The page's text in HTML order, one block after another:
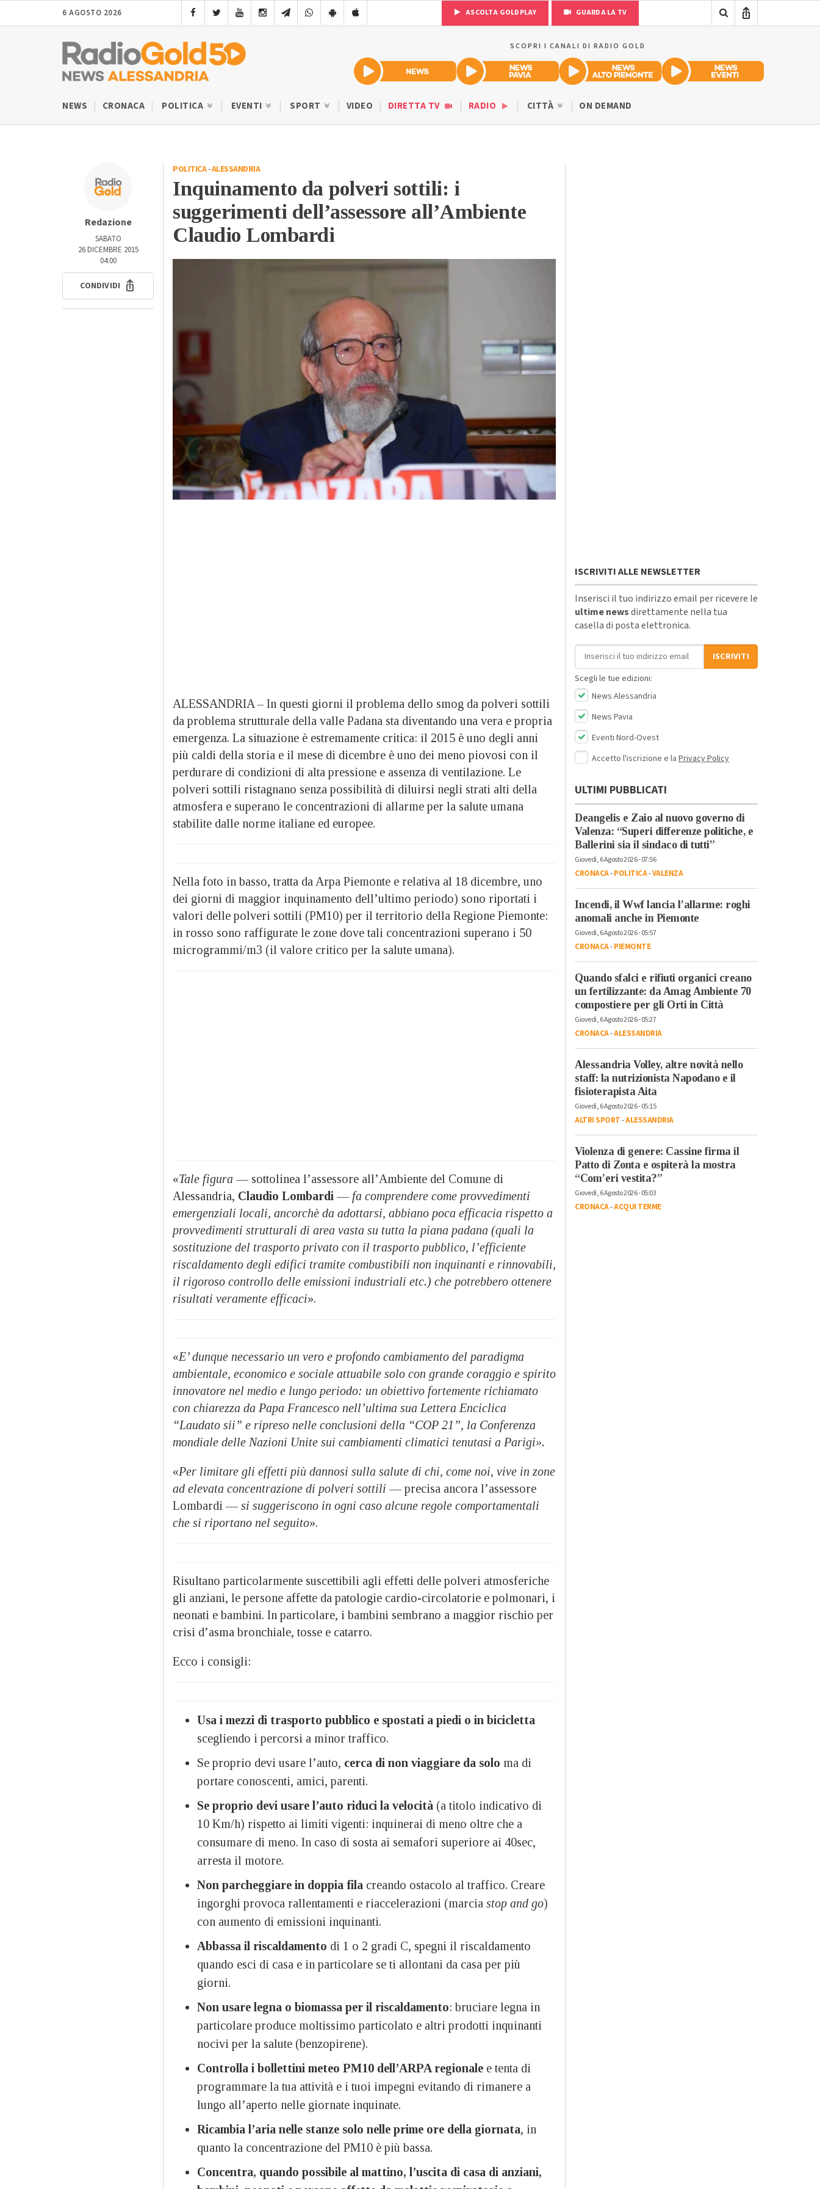
6 AGOSTO 2026 ASCOLTA GOLDPLAY GUARDA LA TV
SCOPRI I CANALI DI RADIO GOLD
NEWS CRONACA POLITICA EVENTI SPORT VIDEO DIRETTA TV RADIO CITTÀ ON DEMAND
Redazione
SABATO
26 DICEMBRE 2015
04:00
CONDIVIDI
POLITICA-ALESSANDRIA
Inquinamento da polveri sottili: i
suggerimenti dell’assessore all’Ambiente
Claudio Lombardi
ALESSANDRIA – In questi giorni il problema dello smog da polveri sottili
da problema strutturale della valle Padana sta diventando una vera e propria
emergenza. La situazione è estremamente critica: il 2015 è uno degli anni
più caldi della storia e il mese di dicembre è uno dei meno piovosi con il
perdurare di condizioni di alta pressione e assenza di ventilazione. Le
polveri sottili ristagnano senza possibilità di diluirsi negli strati alti della
atmosfera e superano le concentrazioni di allarme per la salute umana
stabilite dalle norme italiane ed europee.
Nella foto in basso, tratta da Arpa Piemonte e relativa al 18 dicembre, uno
dei giorni di maggior inquinamento dell’ultimo periodo) sono riportati i
valori delle polveri sottili (PM10) per il territorio della Regione Piemonte:
in rosso sono raffigurate le zone dove tali concentrazioni superano i 50
microgrammi/m3 (il valore critico per la salute umana).
«Tale figura — sottolinea l’assessore all’Ambiente del Comune di
Alessandria, Claudio Lombardi — fa comprendere come provvedimenti
emergenziali locali, ancorchè da adottarsi, abbiano poca efficacia rispetto a
provvedimenti strutturali di area vasta su tutta la piana padana (quali la
sostituzione del trasporto privato con il trasporto pubblico, l’efficiente
riscaldamento degli edifici tramite combustibili non inquinanti e rinnovabili,
il rigoroso controllo delle emissioni industriali etc.) che potrebbero ottenere
risultati veramente efficaci».
«E’ dunque necessario un vero e profondo cambiamento del paradigma
ambientale, economico e sociale attuabile solo con grande coraggio e spirito
innovatore nel medio e lungo periodo: un obiettivo fortemente richiamato
con chiarezza da Papa Francesco nell’ultima sua Lettera Enciclica
“Laudato sii” e ripreso nelle conclusioni della “COP 21”, la Conferenza
mondiale delle Nazioni Unite sui cambiamenti climatici tenutasi a Parigi».
«Per limitare gli effetti più dannosi sulla salute di chi, come noi, vive in zone
ad elevata concentrazione di polveri sottili — precisa ancora l’assessore
Lombardi — si suggeriscono in ogni caso alcune regole comportamentali
che si riportano nel seguito».
Risultano particolarmente suscettibili agli effetti delle polveri atmosferiche
gli anziani, le persone affette da patologie cardio-circolatorie e polmonari, i
neonati e bambini. In particolare, i bambini sembrano a maggior rischio per
crisi d’asma bronchiale, tosse e catarro.
Ecco i consigli:
Usa i mezzi di trasporto pubblico e spostati a piedi o in bicicletta
scegliendo i percorsi a minor traffico.
Se proprio devi usare l’auto, cerca di non viaggiare da solo ma di
portare conoscenti, amici, parenti.
Se proprio devi usare l’auto riduci la velocità (a titolo indicativo di
10 Km/h) rispetto ai limiti vigenti: inquinerai di meno oltre che a
consumare di meno. In caso di sosta ai semafori superiore ai 40sec,
arresta il motore.
Non parcheggiare in doppia fila creando ostacolo al traffico. Creare
ingorghi provoca rallentamenti e riaccelerazioni (marcia stop and go)
con aumento di emissioni inquinanti.
Abbassa il riscaldamento di 1 o 2 gradi C, spegni il riscaldamento
quando esci di casa e in particolare se ti allontani da casa per più
giorni.
Non usare legna o biomassa per il riscaldamento: bruciare legna in
particolare produce moltissimo particolato e altri prodotti inquinanti
nocivi per la salute (benzopirene).
Controlla i bollettini meteo PM10 dell’ARPA regionale e tenta di
programmare la tua attività e i tuoi impegni evitando di rimanere a
lungo all’aperto nelle giornate inquinate.
Ricambia l’aria nelle stanze solo nelle prime ore della giornata, in
quanto la concentrazione del PM10 è più bassa.
Concentra, quando possibile al mattino, l’uscita di casa di anziani,
ISCRIVITI ALLE NEWSLETTER
Inserisci il tuo indirizzo email per ricevere le
ultime newsdirettamente nella tua
casella di posta elettronica.
Indirizzo email
ISCRIVITI
Scegli le tue edizioni:
News Alessandria
News Pavia
Eventi Nord-Ovest
Accetto l'iscrizione e la Privacy Policy
ULTIMI PUBBLICATI
Deangelis e Zaio al nuovo governo di
Valenza: “Superi differenze politiche, e
Ballerini sia il sindaco di tutti”
Giovedì, 6 Agosto 2026 - 07:56
CRONACA-POLITICA-VALENZA
Incendi, il Wwf lancia l’allarme: roghi
anomali anche in Piemonte
Giovedì, 6 Agosto 2026 - 05:57
CRONACA-PIEMONTE
Quando sfalci e rifiuti organici creano
un fertilizzante: da Amag Ambiente 70
compostiere per gli Orti in Città
Giovedì, 6 Agosto 2026 - 05:27
CRONACA-ALESSANDRIA
Alessandria Volley, altre novità nello
staff: la nutrizionista Napodano e il
fisioterapista Aita
Giovedì, 6 Agosto 2026 - 05:15
ALTRI SPORT-ALESSANDRIA
Violenza di genere: Cassine firma il
Patto di Zonta e ospiterà la mostra
“Com’eri vestita?”
Giovedì, 6 Agosto 2026 - 05:03
CRONACA-ACQUI TERME